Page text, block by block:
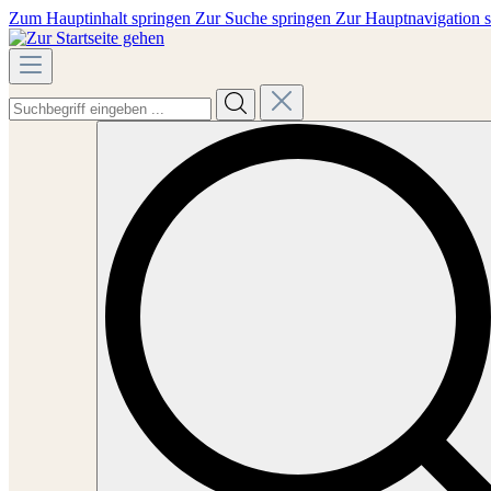
Zum Hauptinhalt springen Zur Suche springen Zur Hauptnavigation